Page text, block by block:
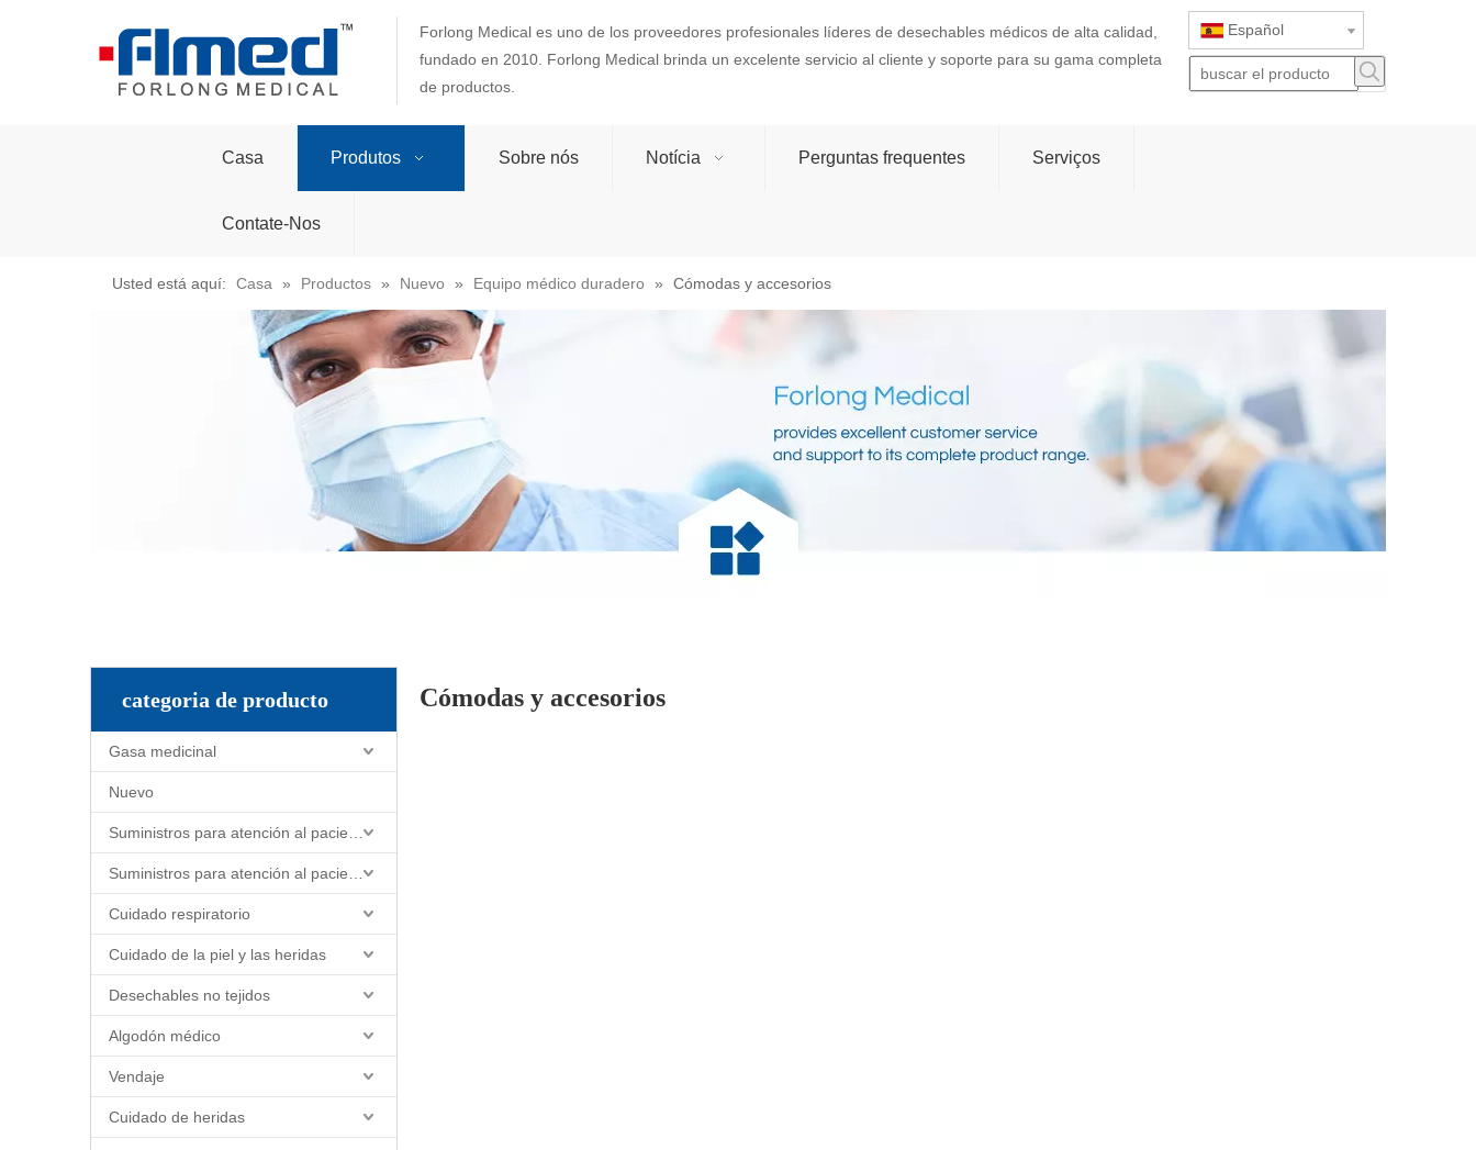
Forlong Medical es uno de los proveedores profesionales líderes de desechables médicos de alta calidad,
fundado en 2010. Forlong Medical brinda un excelente servicio al cliente y soporte para su gama completa
de productos.
Español
Casa Produtos Sobre nós Notícia Perguntas frequentes Serviços
Contate-Nos
Usted está aquí: Casa » Productos » Nuevo » Equipo médico duradero » Cómodas y accesorios
categoria de producto
Gasa medicinal
Nuevo
Cuidado respiratorio
Cuidado de la piel y las heridas
Desechables no tejidos
Algodón médico
Vendaje
Cuidado de heridas
Cómodas y accesorios